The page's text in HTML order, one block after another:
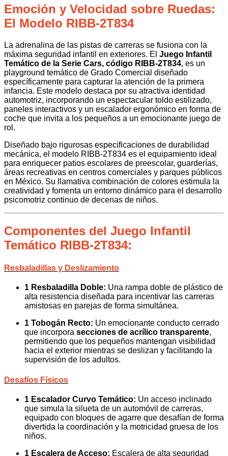
Emoción y Velocidad sobre Ruedas:
El Modelo RIBB-2T834
La adrenalina de las pistas de carreras se fusiona con la
máxima seguridad infantil en exteriores. El Juego Infantil
Temático de la Serie Cars, código RIBB-2T834, es un
playground temático de Grado Comercial diseñado
específicamente para capturar la atención de la primera
infancia. Este modelo destaca por su atractiva identidad
automotriz, incorporando un espectacular toldo estilizado,
paneles interactivos y un escalador ergonómico en forma de
coche que invita a los pequeños a un emocionante juego de
rol.
Diseñado bajo rigurosas especificaciones de durabilidad
mecánica, el modelo RIBB-2T834 es el equipamiento ideal
para enriquecer patios escolares de preescolar, guarderías,
áreas recreativas en centros comerciales y parques públicos
en México. Su llamativa combinación de colores estimula la
creatividad y fomenta un entorno dinámico para el desarrollo
psicomotriz continuo de decenas de niños.
Componentes del Juego Infantil
Temático RIBB-2T834:
Resbaladillas y Deslizamiento
1 Resbaladilla Doble: Una rampa doble de plástico de
alta resistencia diseñada para incentivar las carreras
amistosas en parejas de forma simultánea.
1 Tobogán Recto: Un emocionante conducto cerrado
que incorpora secciones de acrílico transparente,
permitiendo que los pequeños mantengan visibilidad
hacia el exterior mientras se deslizan y facilitando la
supervisión de los adultos.
Desafíos Físicos
1 Escalador Curvo Temático: Un acceso inclinado
que simula la silueta de un automóvil de carreras,
equipado con bloques de agarre que desafían de forma
divertida la coordinación y la motricidad gruesa de los
niños.
1 Escalera de Acceso: Escalera de alta seguridad